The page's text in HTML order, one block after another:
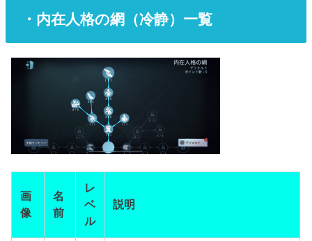
・内在人格の網（冷静）一覧
画
像
名
前
レ
ベ
ル
説明